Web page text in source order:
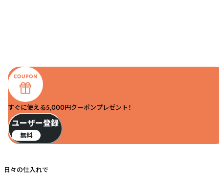
すぐに使える5,000円クーポンプレゼント！
ユーザー登録
無料
日々の仕入れで